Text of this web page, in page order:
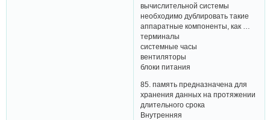
вычислительной системы
необходимо дублировать такие
аппаратные компоненты, как …
терминалы
системные часы
вентиляторы
блоки питания
85. память предназначена для
хранения данных на протяжении
длительного срока
Внутренняя